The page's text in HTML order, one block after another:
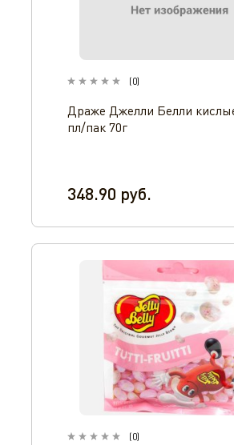
(0)
Драже Джелли Белли
пл/пак 70г
348.90 руб.
(0)